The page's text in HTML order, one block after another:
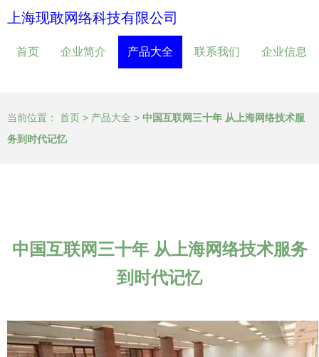
上海现敢网络科技有限公司
首页 企业简介 产品大全 联系我们 企业信息
当前位置： 首页 > 产品大全 > 中国互联网三十年 从上海网络技术服
务到时代记忆
中国互联网三十年 从上海网络技术服务
到时代记忆